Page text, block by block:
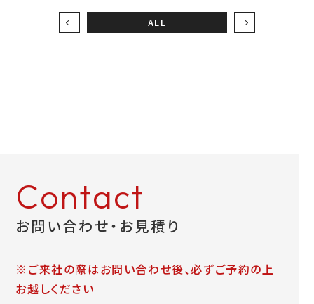
ALL
Contact
お問い合わせ・お見積り
※ご来社の際はお問い合わせ後、必ずご予約の上
お越しください